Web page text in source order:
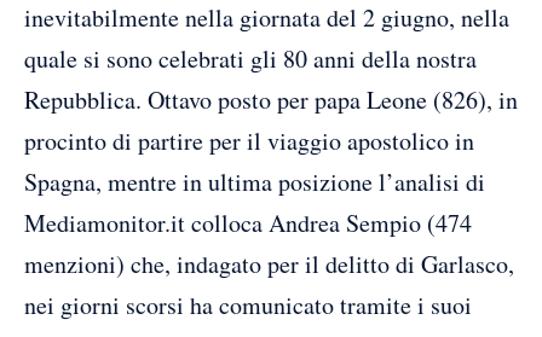
inevitabilmente nella giornata del 2 giugno, nella
quale si sono celebrati gli 80 anni della nostra
Repubblica. Ottavo posto per papa Leone (826), in
procinto di partire per il viaggio apostolico in
Spagna, mentre in ultima posizione l’analisi di
Mediamonitor.it colloca Andrea Sempio (474
menzioni) che, indagato per il delitto di Garlasco,
nei giorni scorsi ha comunicato tramite i suoi